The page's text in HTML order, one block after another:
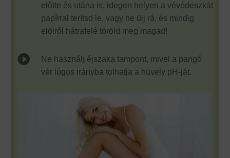
előtte és utána is, idegen helyen a vévédeszkát
papírral terítsd le, vagy ne ülj rá, és mindig
elölről hátrafelé töröld meg magad!

Ne használj éjszaka tampont, mivel a pangó
vér lúgos irányba tolhatja a hüvely pH-ját.